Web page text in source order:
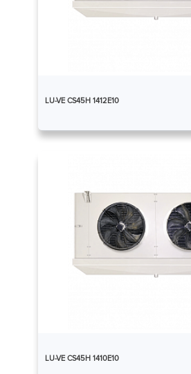
LU-VE CS45H 1412E10
LU-VE CS45H 1410E10